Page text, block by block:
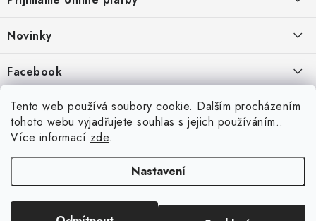
Tento web používá soubory cookie. Dalším procházením
tohoto webu vyjadřujete souhlas s jejich používáním..
Více informací zde.
Nastavení
Ochrana osobních údajů
Hodnocení obchodu
Doprava a platba
Vrácení zboží a reklamace
Novinky
Kryty, pouzdra, obaly na mobil Apple iPhone.
11.9.2022
Nová skla pro vaši ochranu
22.8.2020
Designové kryty pro Xiaomi
Facebook
Heureka Recenze obchodu
. Všechna práva vyhrazena.
Upravit nastavení